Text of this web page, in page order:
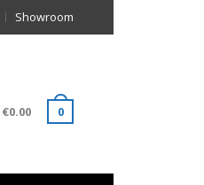
Showroom
€0.00 0